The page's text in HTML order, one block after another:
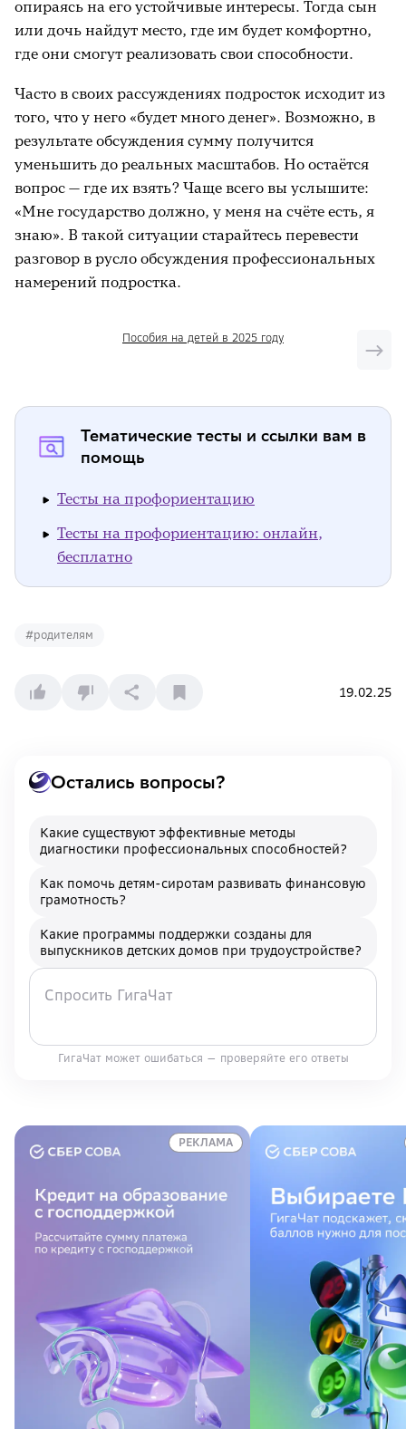
опираясь на его устойчивые интересы. Тогда сын
или дочь найдут место, где им будет комфортно,
где они смогут реализовать свои способности.
Часто в своих рассуждениях подросток исходит из
того, что у него «будет много денег». Возможно, в
результате обсуждения сумму получится
уменьшить до реальных масштабов. Но остаётся
вопрос — где их взять? Чаще всего вы услышите:
«Мне государство должно, у меня на счёте есть, я
знаю». В такой ситуации старайтесь перевести
разговор в русло обсуждения профессиональных
намерений подростка.
Пособия на детей в 2025 году
Тематические тесты и ссылки вам в
помощь
Тесты на профориентацию
Тесты на профориентацию: онлайн,
бесплатно
#родителям
19.02.25
Остались вопросы?
Какие существуют эффективные методы
диагностики профессиональных способностей?
Как помочь детям-сиротам развивать финансовую
грамотность?
Какие программы поддержки созданы для
выпускников детских домов при трудоустройстве?
ГигаЧат может ошибаться — проверяйте его ответы
РЕКЛАМА